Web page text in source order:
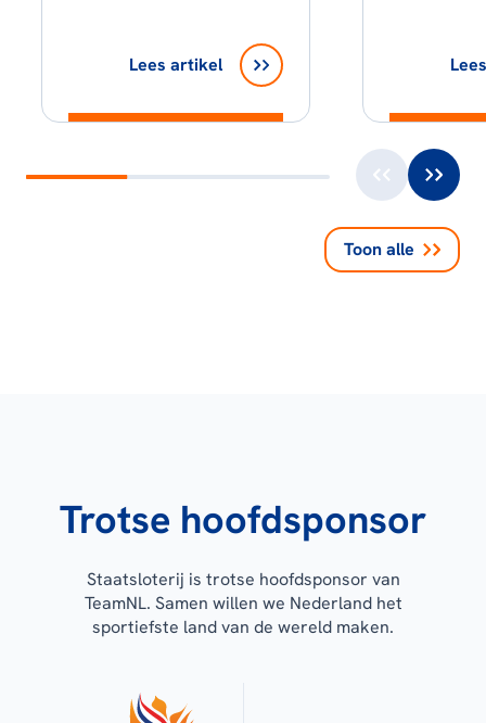
Lees artikel
Toon alle
Trotse hoofdsponsor
Staatsloterij is trotse hoofdsponsor van
TeamNL. Samen willen we Nederland het
sportiefste land van de wereld maken.